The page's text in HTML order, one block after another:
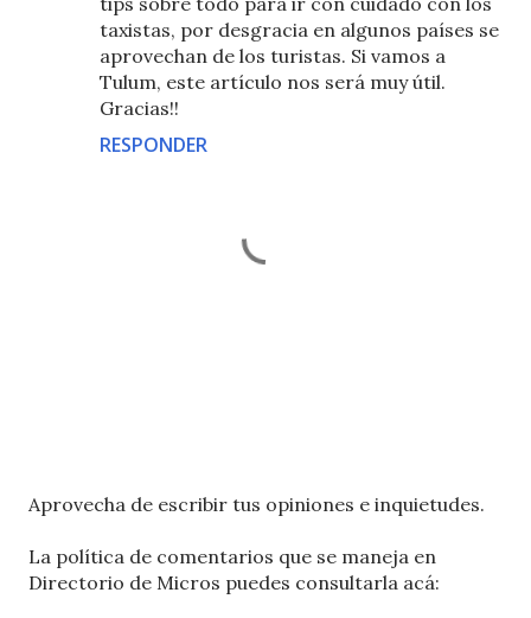
taxistas, por desgracia en algunos países se
aprovechan de los turistas. Si vamos a
Tulum, este artículo nos será muy útil.
Gracias!!
RESPONDER
P
b
l
Aprovecha de escribir tus opiniones e inquietudes.
La política de comentarios que se maneja en
Directorio de Micros puedes consultarla acá: